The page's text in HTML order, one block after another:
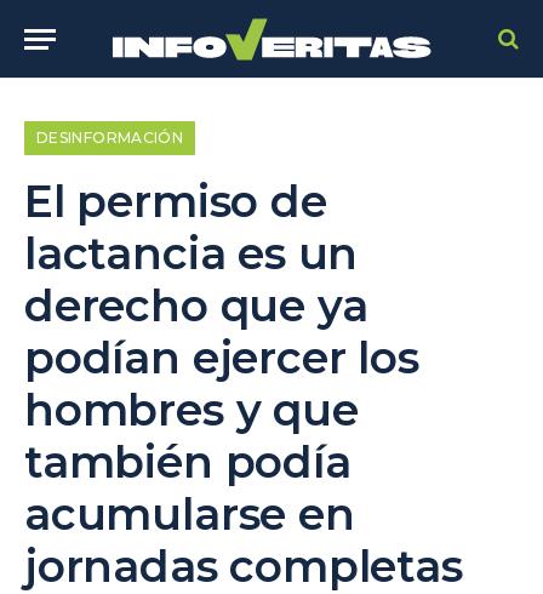
DESINFORMACIÓN
El permiso de
lactancia es un
derecho que ya
podían ejercer los
hombres y que
también podía
acumularse en
jornadas completas